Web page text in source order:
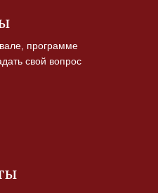
программе
свой вопрос